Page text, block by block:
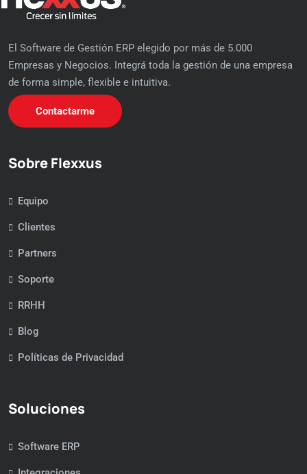
El Software de Gestión ERP elegido por más de 5.000
Empresas y Negocios. Integrá toda la gestión de una empresa
de forma simple, flexible e intuitiva.
Contactarme
Sobre Flexxus
Equipo
Clientes
Partners
Soporte
RRHH
Blog
Políticas de Privacidad
Soluciones
Software ERP